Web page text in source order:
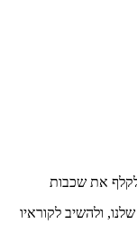
לקלף את שכבות
ולהשיב לקוראיו